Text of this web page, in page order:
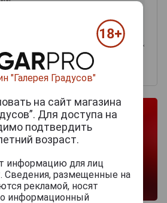
"Галерея Градусов"
на сайт магазина
Для доступа на
подтвердить
возраст.
информацию для лиц
Сведения, размещенные на
рекламой, носят
информационный